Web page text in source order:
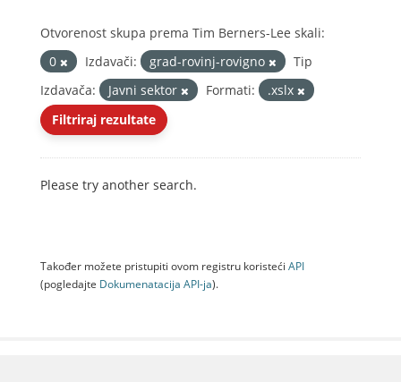
Otvorenost skupa prema Tim Berners-Lee skali:
0
Izdavači: grad-rovinj-rovigno
Tip
Izdavača:
Javni sektor Formati:
.xslx
Filtriraj rezultate
Please try another search.
Također možete pristupiti ovom registru koristeći API
(pogledajte Dokumenаtаcijа API-jа).